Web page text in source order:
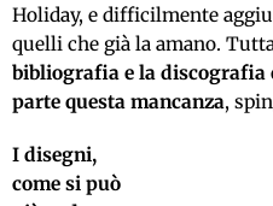
Holiday, e difficilmente
quelli che già la amano.
bibliografia e la discografia
parte questa mancanza,
I disegni,
come si può